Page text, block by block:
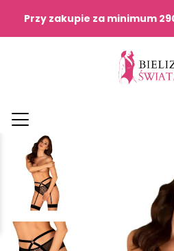
Przy zakupie za minimum